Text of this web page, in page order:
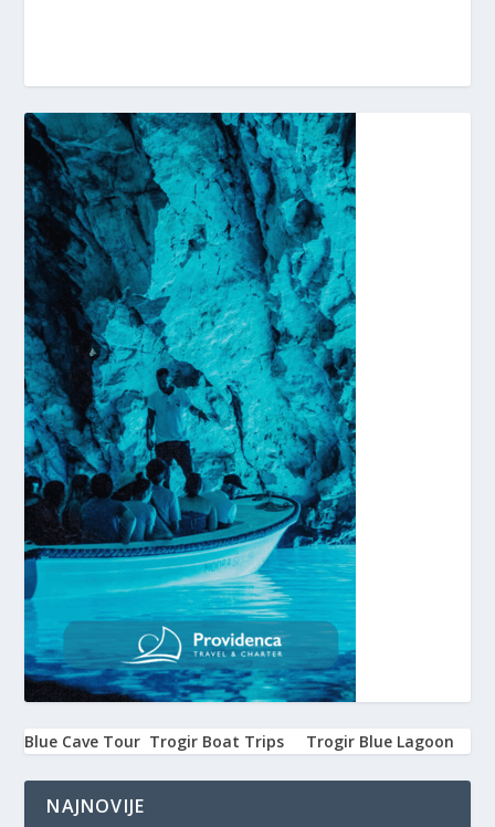
Blue Cave Tour Trogir Boat Trips Trogir Blue Lagoon
NAJNOVIJE